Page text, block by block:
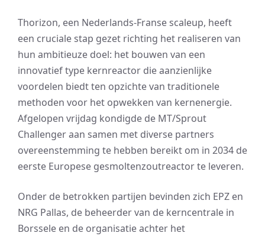
Thorizon, een Nederlands-Franse scaleup, heeft
een cruciale stap gezet richting het realiseren van
hun ambitieuze doel: het bouwen van een
innovatief type kernreactor die aanzienlijke
voordelen biedt ten opzichte van traditionele
methoden voor het opwekken van kernenergie.
Afgelopen vrijdag kondigde de MT/Sprout
Challenger aan samen met diverse partners
overeenstemming te hebben bereikt om in 2034 de
eerste Europese gesmoltenzoutreactor te leveren.
Onder de betrokken partijen bevinden zich EPZ en
NRG Pallas, de beheerder van de kerncentrale in
Borssele en de organisatie achter het